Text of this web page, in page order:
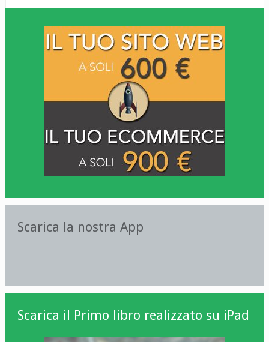
Scarica la nostra App
Scarica il Primo libro realizzato su iPad